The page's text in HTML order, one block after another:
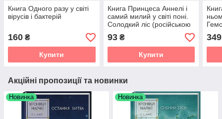
Книга Одного разу у світі
вірусів і бактерій
160 ₴
Купити
Книга Принцеса Аннелі і
самий милий у світі поні.
Солодкий ліс (російською
мовою)
93₴
Купити
349
Акційні пропозиції та новинки
Новинка Новинка